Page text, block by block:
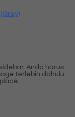
Anda harus
terlebih dahulu